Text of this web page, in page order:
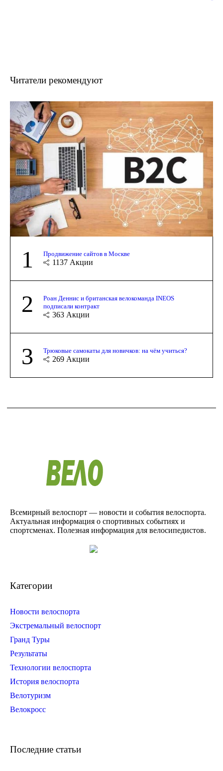
Читатели рекомендуют
1 Продвижение сайтов в Москве
1137 Акции
2
Роан Деннис и британская велокоманда INEOS
подписали контракт
363 Акции
3 Трюковые самокаты для новичков: на чём учиться?
269 Акции
Всемирный велоспорт — новости и события велоспорта.
Актуальная информация о спортивных событиях и
спортсменах. Полезная информация для велосипедистов.
Категории
Новости велоспорта
Экстремальный велоспорт
Гранд Туры
Результаты
Технологии велоспорта
История велоспорта
Велотуризм
Велокросс
Последние статьи